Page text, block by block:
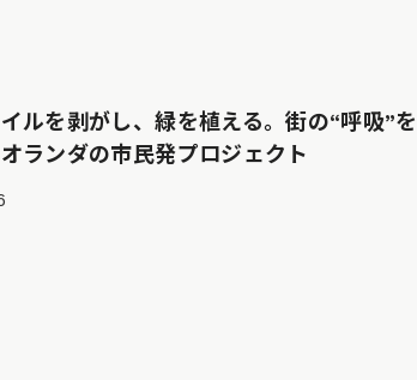
ルを剥がし、緑を植える。街の“呼吸”を
ランダの市民発プロジェクト